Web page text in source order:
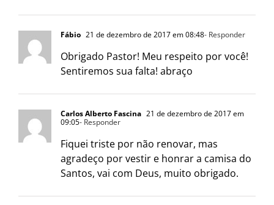
Fábio 21 de dezembro de 2017 em 08:48- Responder
Obrigado Pastor! Meu respeito por você!
Sentiremos sua falta! abraço
Carlos Alberto Fascina 21 de dezembro de 2017 em
09:05- Responder
Fiquei triste por não renovar, mas
agradeço por vestir e honrar a camisa do
Santos, vai com Deus, muito obrigado.